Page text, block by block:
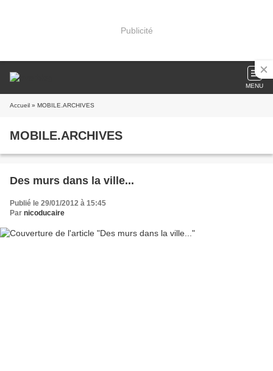
Publicité
MENU
Accueil » MOBILE.ARCHIVES
MOBILE.ARCHIVES
Des murs dans la ville...
Publié le 29/01/2012 à 15:45
Par nicoducaire